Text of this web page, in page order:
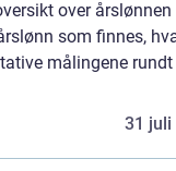
over
som finnes,
målingene rundt
31 juli